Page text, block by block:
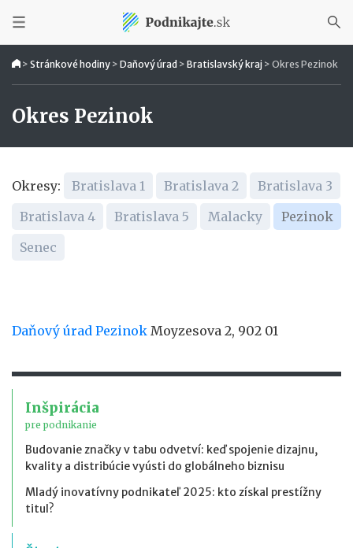
> Stránkové hodiny > Daňový úrad > Bratislavský kraj > Okres Pezinok
Okres Pezinok
Okresy: Bratislava 1 Bratislava 2
Bratislava 3
Bratislava 4
Bratislava 5 Malacky
Pezinok
Senec
Daňový úrad Pezinok Moyzesova 2, 902 01
Inšpirácia
pre podnikanie
Budovanie značky v tabu odvetví: keď spojenie dizajnu,
kvality a distribúcie vyústi do globálneho biznisu
Mladý inovatívny podnikateľ 2025: kto získal prestížny
titul?